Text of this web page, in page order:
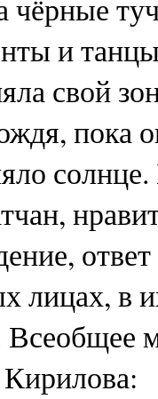
чёрные
и
свой
пока
лицах, в